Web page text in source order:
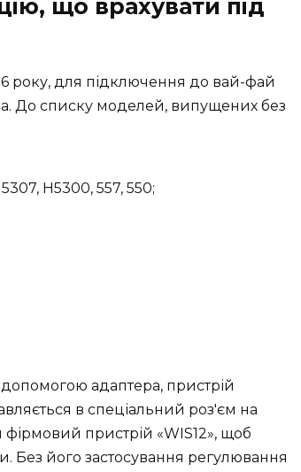
що врахувати під
року, для підключення до вай-фай
До списку моделей, випущених без
H5300, 557, 550;
допомогою адаптера, пристрій
в спеціальний роз'єм на
пристрій «WIS12», щоб
Без його застосування регулювання